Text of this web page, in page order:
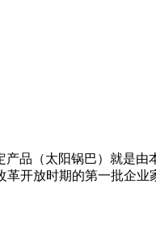
品（太阳锅巴）就是由
开放时期的第一批企业